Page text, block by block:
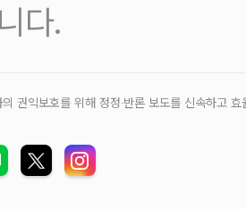
다.
권익보호를 위해 정정‧반론 보도를 신속하고